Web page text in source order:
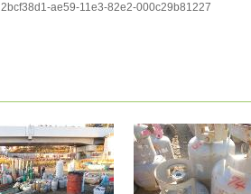
2bcf38d1-ae59-11e3-82e2-000c29b81227